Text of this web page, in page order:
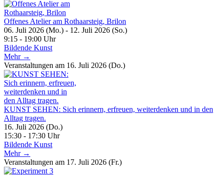
Offenes Atelier am Rothaarsteig, Brilon
06. Juli 2026 (Mo.) - 12. Juli 2026 (So.)
9:15 - 19:00 Uhr
Bildende Kunst
Mehr →
Veranstaltungen am 16. Juli 2026 (Do.)
KUNST SEHEN: Sich erinnern, erfreuen, weiterdenken und in den
Alltag tragen.
16. Juli 2026 (Do.)
15:30 - 17:30 Uhr
Bildende Kunst
Mehr →
Veranstaltungen am 17. Juli 2026 (Fr.)